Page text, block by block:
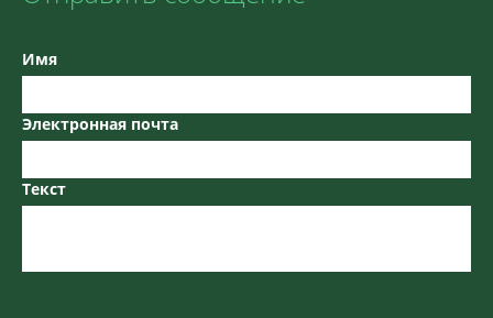
Имя
Электронная почта
Текст